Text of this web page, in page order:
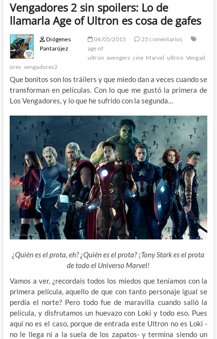
Vengadores 2 sin spoilers: Lo de
llamarla Age of Ultron es cosa de gafes
Diógenes
Pantarújez
04/05/2015
25 comentarios
age of
ultron avengers cine Marvel ultron Vengad
ores vengadores2
Que bonitos son los tráilers y que miedo dan a veces cuando se
transforman en películas. Con lo que me gustó la primera de
Los Vengadores, y lo que he sufrido con la segunda…
¿Quién es el prota, eh? ¿Quién es el prota? ¡Tony Stark es el prota
de todo el Universo Marvel!
Vamos a ver, ¿recordais todos los miedos que teníamos con la
primera película, aquello de que con tanto personaje igual se
perdía el norte? Pero todo fuede maravilla cuando salió la
película, y disfrutamos un huevazo con Loki y todo eso. Pues
aquí no es el caso, porque de entrada este Ultron no es Loki -
no le llega ni a la suela de los zapatos- y termina siendo un